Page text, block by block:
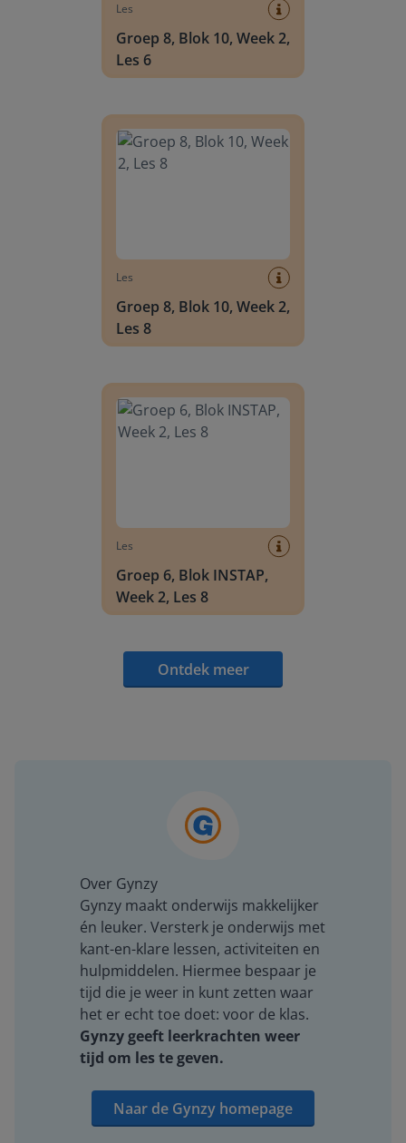
Les
Groep 8, Blok 10, Week 2,
Les 6
Les
Groep 8, Blok 10, Week 2,
Les 8
Les
Groep 6, Blok INSTAP,
Week 2, Les 8
Ontdek meer
Over Gynzy
Gynzy maakt onderwijs makkelijker
én leuker. Versterk je onderwijs met
kant-en-klare lessen, activiteiten en
hulpmiddelen. Hiermee bespaar je
tijd die je weer in kunt zetten waar
het er echt toe doet: voor de klas.
Gynzy geeft leerkrachten weer
tijd om les te geven.
Naar de Gynzy homepage